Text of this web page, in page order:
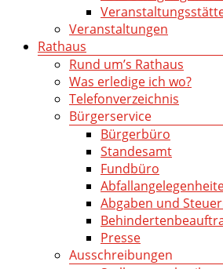
Veranstaltungen
Rathaus
Rund um’s Rathaus
Was erledige ich wo?
Telefonverzeichnis
Bürgerservice
Bürgerbüro
Standesamt
Fundbüro
Abgaben und
Presse
Ausschreibungen